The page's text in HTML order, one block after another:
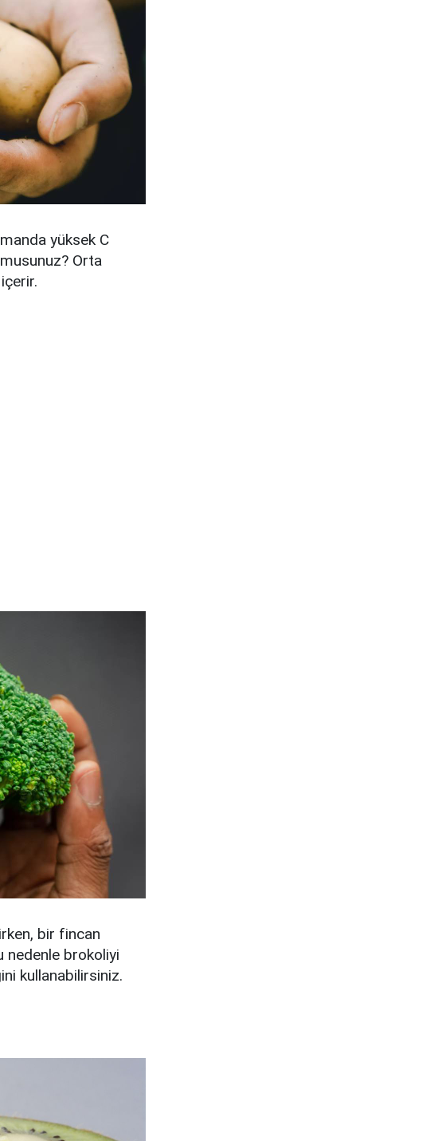
yüksek C
Orta
bir fincan
nedenle brokoliyi
kullanabilirsiniz.